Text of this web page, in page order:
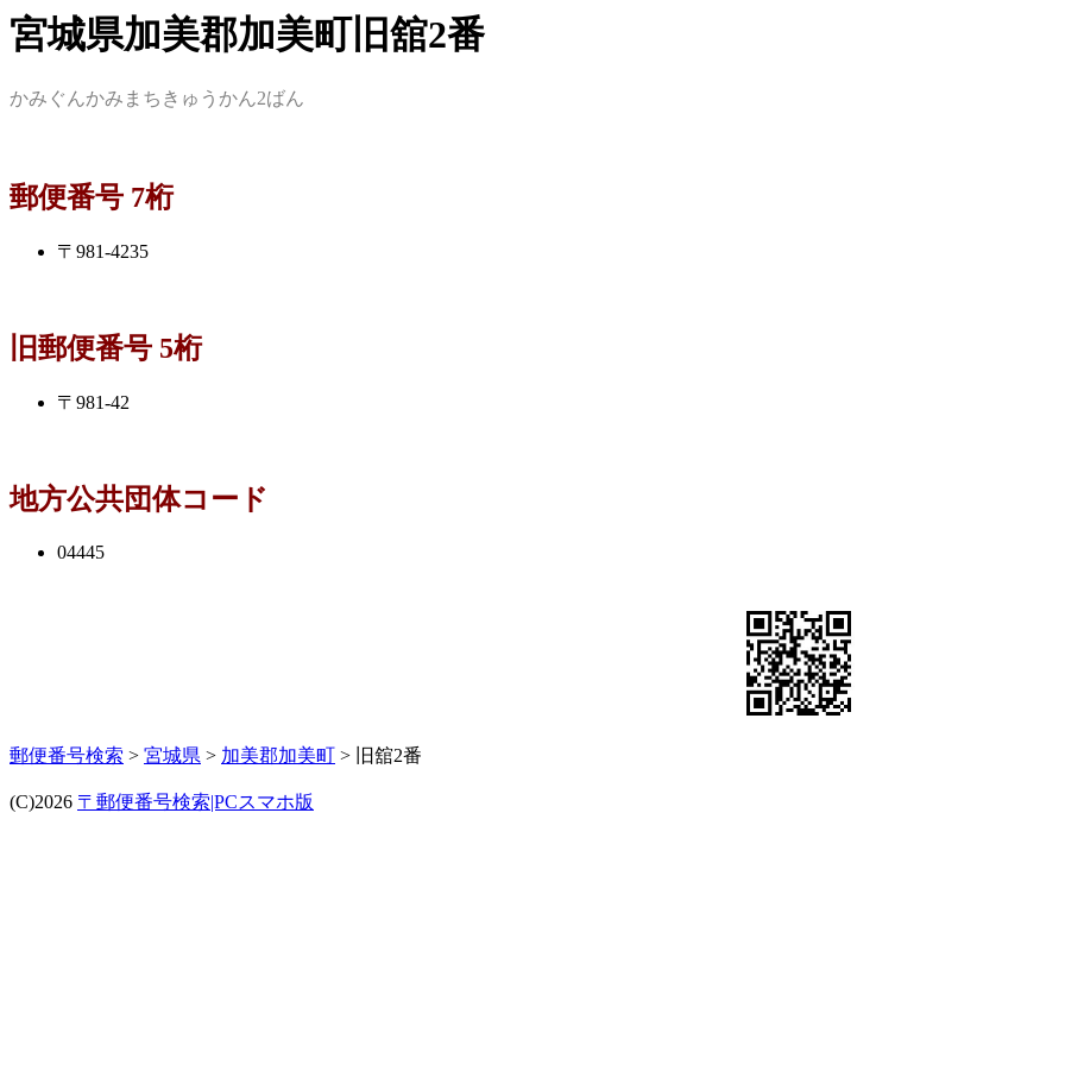
宮城県加美郡加美町旧舘2番
かみぐんかみまちきゅうかん2ばん
郵便番号 7桁
〒981-4235
旧郵便番号 5桁
〒981-42
地方公共団体コード
04445
郵便番号検索 > 宮城県 > 加美郡加美町 > 旧舘2番
(C)2026 〒郵便番号検索|PCスマホ版